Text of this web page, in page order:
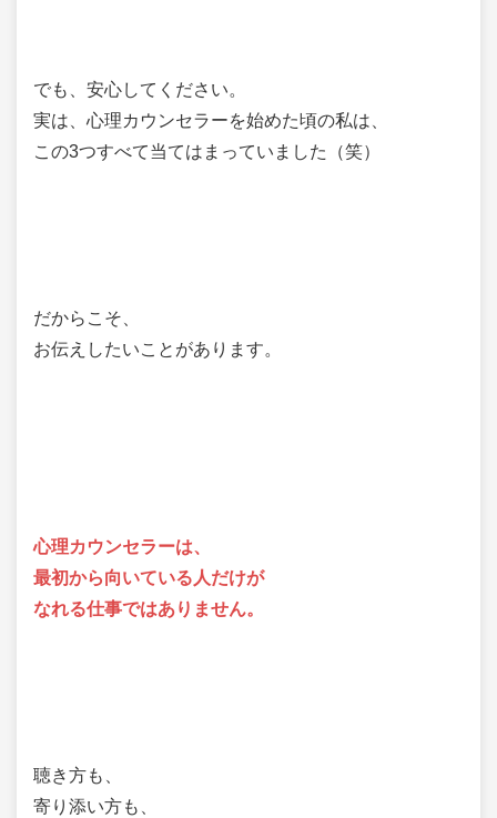
でも、安心してください。
実は、心理カウンセラーを始めた頃の私は、
この3つすべて当てはまっていました（笑）
だからこそ、
お伝えしたいことがあります。
心理カウンセラーは、
最初から向いている人だけが
なれる仕事ではありません。
聴き方も、
寄り添い方も、